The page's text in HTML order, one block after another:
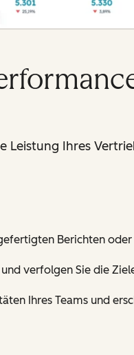
Leistung Ihres
Berichten oder
verfolgen Sie die
Ihres Teams und